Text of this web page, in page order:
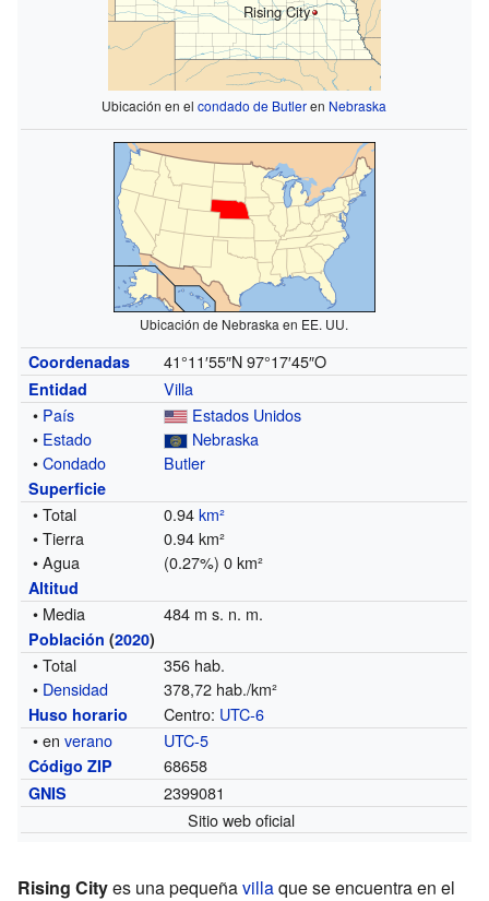
Rising City
Ubicación en elcondado de Butleren Nebraska
Ubicación de Nebraska en EE. UU.
Coordenadas 41°11′55″N 97°17′45″O
Entidad
Villa
• País
Estados Unidos
• Estado
Nebraska
•Condado Butler
Superficie
• Total 0.94km²
• Tierra
0.94 km²
• Agua
(0.27%) 0 km²
Altitud
• Media 484 m s. n. m.
Población (2020)
• Total
356 hab.
• Densidad 378,72 hab./km²
Huso horario Centro: UTC-6
• enverano UTC-5
Código ZIP 68658
GNIS
2399081
Sitio web oficial
Rising Cityes una pequeñavillaque se encuentra en el